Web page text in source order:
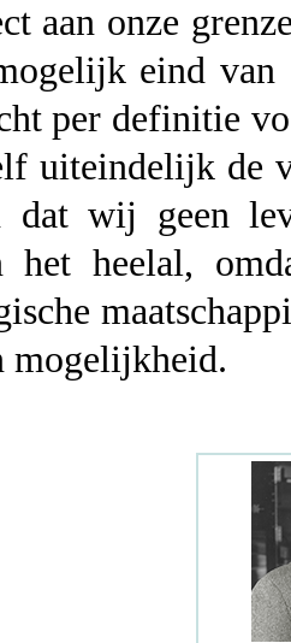
aan onze
eind
per definitie
uiteindelijk de
dat wij geen
het heelal,
mogelijkheid.